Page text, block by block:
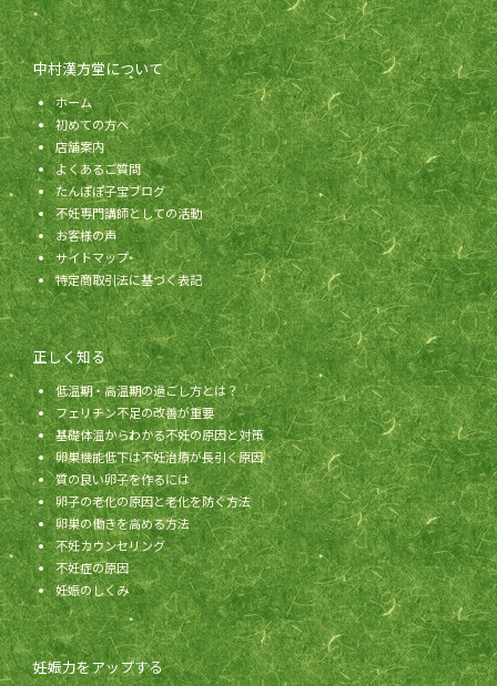
中村漢方堂について
ホーム
初めての方へ
店舗案内
よくあるご質問
たんぽぽ子宝ブログ
不妊専門講師としての活動
お客様の声
サイトマップ
特定商取引法に基づく表記
正しく知る
低温期・高温期の過ごし方とは？
フェリチン不足の改善が重要
基礎体温からわかる不妊の原因と対策
卵巣機能低下は不妊治療が長引く原因
質の良い卵子を作るには
卵子の老化の原因と老化を防ぐ方法
卵巣の働きを高める方法
不妊カウンセリング
不妊症の原因
妊娠のしくみ
妊娠力をアップする